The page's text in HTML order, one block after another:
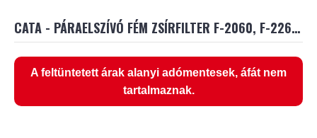
CATA - PÁRAELSZÍVÓ FÉM ZSÍRFILTER F-2060, F-2260 SLIM SZÉRIA
A feltüntetett árak alanyi adómentesek, áfát nem
tartalmaznak.